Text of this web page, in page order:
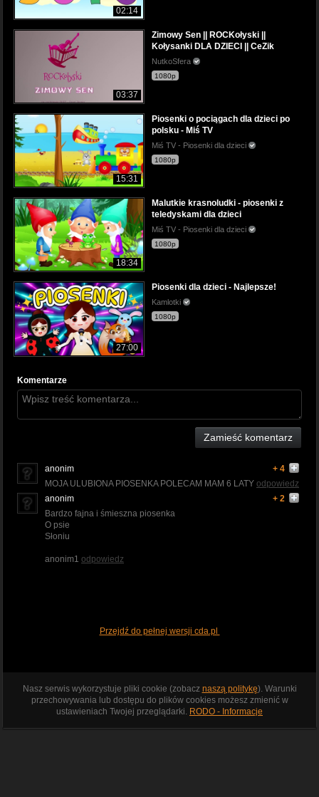
02:14
03:37
Zimowy Sen || ROCKołyski ||
Kołysanki DLA DZIECI || CeZik
NutkoSfera
1080p
15:31
Piosenki o pociągach dla dzieci po
polsku - Miś TV
Miś TV - Piosenki dla dzieci
1080p
18:34
Malutkie krasnoludki - piosenki z
teledyskami dla dzieci
Miś TV - Piosenki dla dzieci
1080p
27:00
Piosenki dla dzieci - Najlepsze!
Kamlotki
1080p
Komentarze
Zamieść komentarz
anonim
+ 4
MOJA ULUBIONA PIOSENKA POLECAM MAM 6 LATY odpowiedz
anonim
+ 2
Bardzo fajna i śmieszna piosenka
O psie
Słoniu
anonim1 odpowiedz
Przejdź do pełnej wersji cda.pl
Nasz serwis wykorzystuje pliki cookie (zobacz naszą politykę). Warunki
przechowywania lub dostępu do plików cookies możesz zmienić w
ustawieniach Twojej przeglądarki. RODO - Informacje